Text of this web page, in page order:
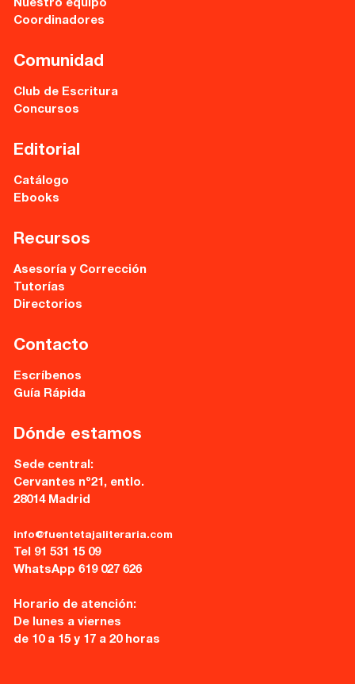
Nuestro equipo
Coordinadores
Comunidad
Club de Escritura
Concursos
Editorial
Catálogo
Ebooks
Recursos
Asesoría y Corrección
Tutorías
Directorios
Contacto
Escríbenos
Guía Rápida
Dónde estamos
Sede central:
Cervantes nº21, entlo.
28014 Madrid
info@fuentetajaliteraria.com
Tel 91 531 15 09
WhatsApp 619 027 626
Horario de atención:
De lunes a viernes
de 10 a 15 y 17 a 20 horas